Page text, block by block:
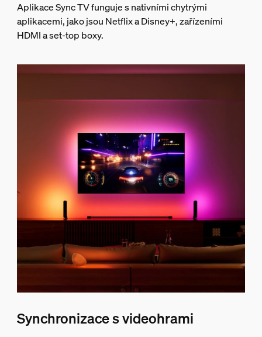
Aplikace Sync TV funguje s nativními chytrými
aplikacemi, jako jsou Netflix a Disney+, zařízeními
HDMI a set-top boxy.
Synchronizace s videohrami